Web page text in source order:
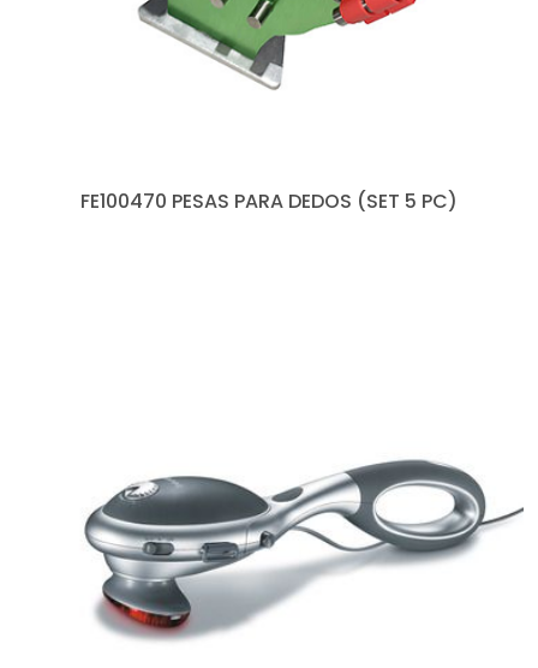
FE100470 PESAS PARA DEDOS (SET 5 PC)